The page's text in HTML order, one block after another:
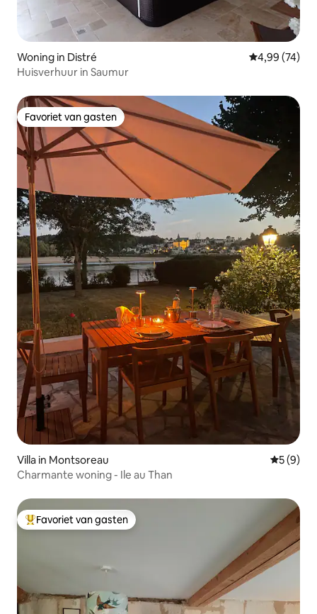
Woning in Distré Gemiddelde
4,99 (74)
Huisverhuur in Saumur
Favoriet van gasten
Favoriet van gasten
Villa in Montsoreau
5 (9)
Charmante woning - Ile au Than
Topfavoriet van gasten
Favoriet van gasten